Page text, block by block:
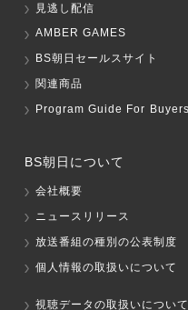
見逃し配信
AMBER GAMES
BS朝日セールスサイト
関連商品
Program Guide For Buyers
BS朝日について
会社概要
ニュースリリース
放送番組の種別の公表制度
個人情報の取扱いについて
視聴データの取扱いについて